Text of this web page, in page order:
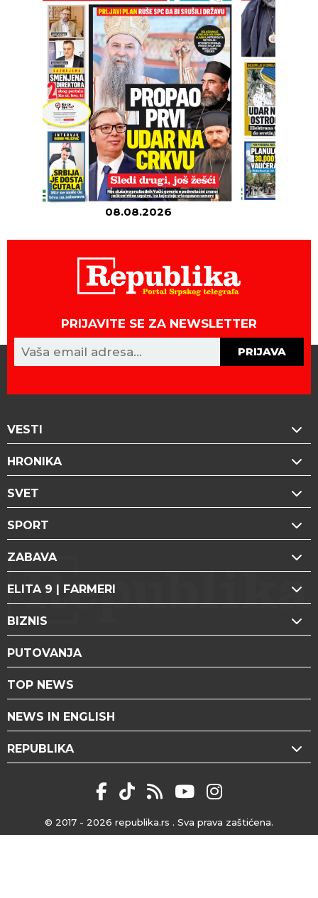
08.08.2026
PRIJAVITE SE ZA NEWSLETTER
PRIJAVA
VESTI
HRONIKA
SVET
SPORT
ZABAVA
ELITA 9 | FARMERI
BIZNIS
PUTOVANJA
TOP NEWS
NEWS IN ENGLISH
REPUBLIKA
© 2017 - 2026 republika.rs . Sva prava zaštićena.